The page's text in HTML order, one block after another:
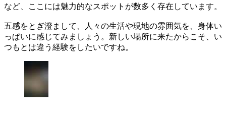
など、ここには魅力的なスポットが数多く存在しています。
五感をとぎ澄まして、人々の生活や現地の雰囲気を、身体い
っぱいに感じてみましょう。新しい場所に来たからこそ、い
つもとは違う経験をしたいですね。